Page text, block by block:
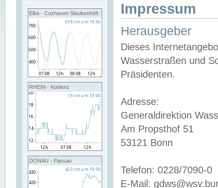
Elbe - Cuxhaven Steubenhöft
RHEIN - Koblenz
DONAU - Passau
Impressum
Herausgeber
Dieses
Wasserstraßen und
Präsidenten.
Adresse:
Generaldirektion
Am Propsthof 51
53121 Bonn
Telefon: 0228/7090-0
E-Mail: